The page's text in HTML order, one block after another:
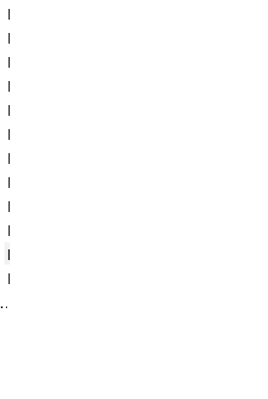
Порог алюминиевый
Порог алюминиевый
Порог алюминиевый
Порог алюминиевый
Порог алюминиевый
Порог алюминиевый
Порог алюминиевый
Порог алюминиевый
Порог алюминиевый
Порог алюминиевый
Порог алюминиевый
Порог алюминиевый
Пороги алюминиевые разноуровневые С-4 39,4х12 мм Крашенные КР